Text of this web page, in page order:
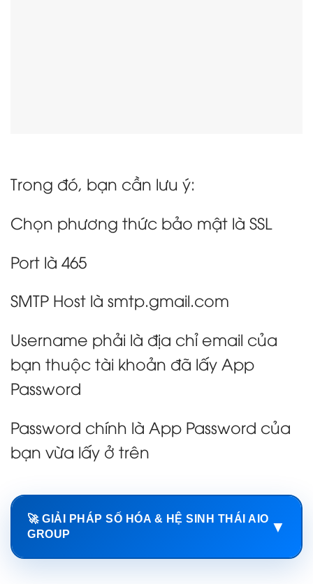
Trong đó, bạn cần lưu ý:
Chọn phương thức bảo mật là SSL
Port là 465
SMTP Host là smtp.gmail.com
Username phải là địa chỉ email của
bạn thuộc tài khoản đã lấy App
Password
Password chính là App Password của
bạn vừa lấy ở trên
🚀 GIẢI PHÁP SỐ HÓA & HỆ SINH THÁI AIO
GROUP
▼